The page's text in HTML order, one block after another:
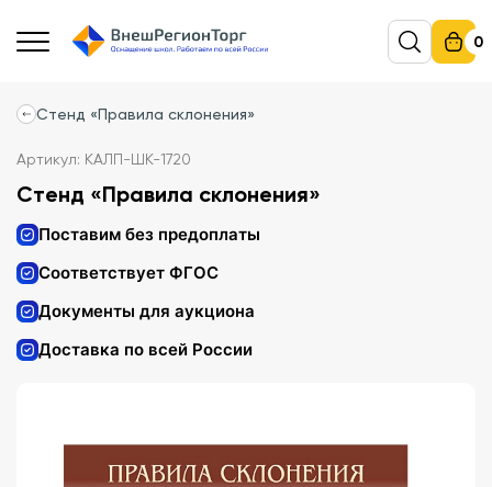
0
Стенд «Правила склонения»
Артикул: КАЛП-ШК-1720
Стенд «Правила склонения»
Поставим без предоплаты
Соответствует ФГОС
Документы для аукциона
Доставка по всей России